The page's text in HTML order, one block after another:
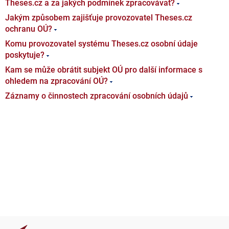
Theses.cz a za jakých podmínek zpracovávat?
Jakým způsobem zajišťuje provozovatel Theses.cz
ochranu OÚ?
Komu provozovatel systému Theses.cz osobní údaje
poskytuje?
Kam se může obrátit subjekt OÚ pro další informace s
ohledem na zpracování OÚ?
Záznamy o činnostech zpracování osobních údajů